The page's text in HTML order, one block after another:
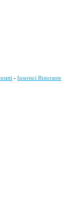
- Inserisci Ristorante